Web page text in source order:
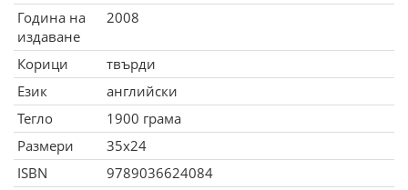
Година на
издаване
2008
Корици
твърди
Език
английски
Тегло
1900 грама
Размери
35x24
ISBN
9789036624084